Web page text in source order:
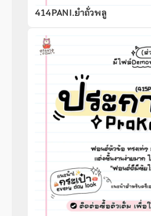
414PANI.ยำถั่วพลู